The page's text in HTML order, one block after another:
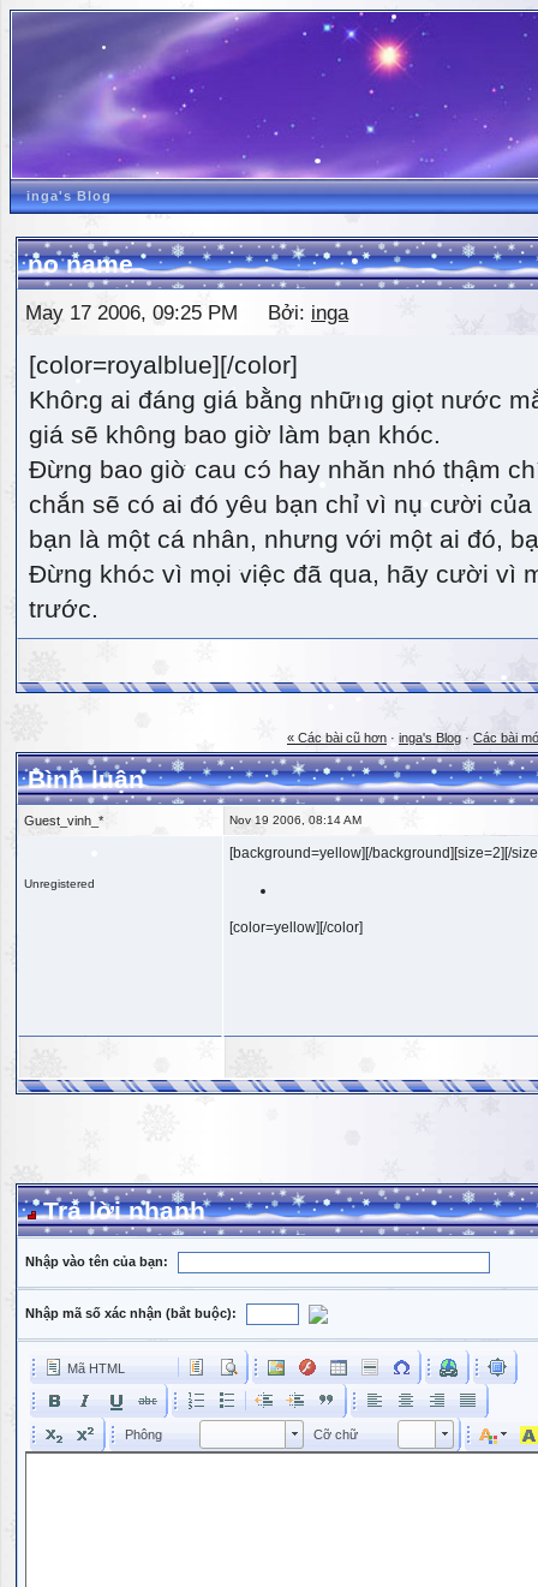
inga's Blog
no name
May 17 2006, 09:25 PM Bởi: inga
[color=royalblue][/color]
Không ai đáng giá bằng những giọt nước
giá sẽ không bao giờ làm bạn khóc.
Đừng bao giờ cau có hay nhăn nhó thậm
chắn sẽ có ai đó yêu bạn chỉ vì nụ cười
bạn là một cá nhân, nhưng với một ai đó,
Đừng khóc vì mọi việc đã qua, hãy cười vì
trước.
« Các bài cũ hơn · inga's Blog · Các bài
Bình luận
Guest_vinh_* Nov 19 2006, 08:14 AM
Unregistered
[background=yellow][/background][size=2][/
[color=yellow][/color]
Trả lời nhanh
Nhập vào tên của bạn:
Nhập mã số xác nhận (bắt buộc):
Mã HTML
Phông Phông Cỡ chữ Kích cỡ phông